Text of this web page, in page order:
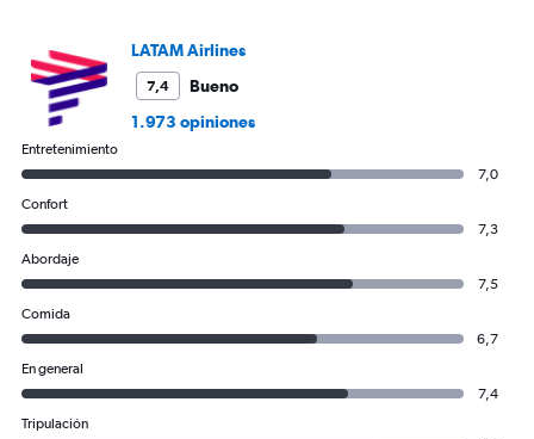
LATAM Airlines
7,4
Bueno
1.973 opiniones
Entretenimiento
7,0
Confort
7,3
Abordaje
7,5
Comida
6,7
En general
7,4
Tripulación